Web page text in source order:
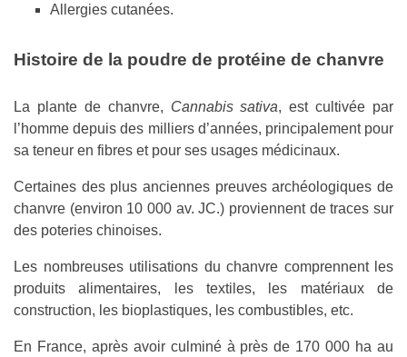
Allergies cutanées.
Histoire de la poudre de protéine de chanvre
La plante de chanvre, Cannabis sativa, est cultivée par
l’homme depuis des milliers d’années, principalement pour
sa teneur en fibres et pour ses usages médicinaux.
Certaines des plus anciennes preuves archéologiques de
chanvre (environ 10 000 av. JC.) proviennent de traces sur
des poteries chinoises.
Les nombreuses utilisations du chanvre comprennent les
produits alimentaires, les textiles, les matériaux de
construction, les bioplastiques, les combustibles, etc.
En France, après avoir culminé à près de 170 000 ha au